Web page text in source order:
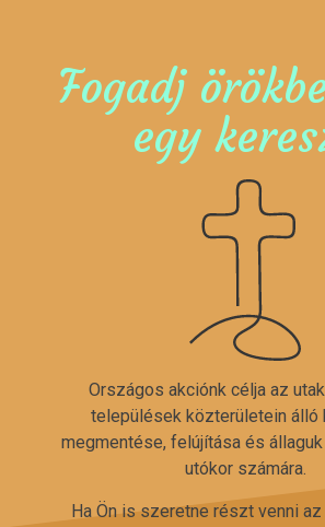
Fogadj
egy
Országos akciónk célja az
települések közterületein álló
megmentése, felújítása és
utókor számára.
Ha Ön is szeretne részt venni az